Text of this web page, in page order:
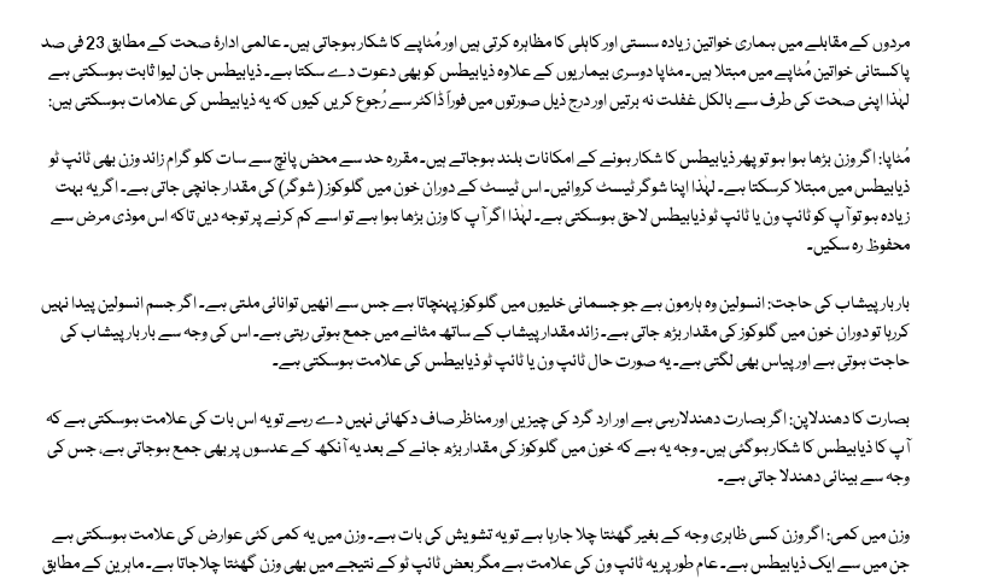
مردوں کے مقابلے میں ہماری خواتین زیادہ سستی اور کاہلی کا مظاہرہ کرتی ہیں اور مُٹاپے کا شکار ہوجاتی ہیں۔ عالمی ادارۂ صحت کے مطابق 23 فی صد
پاکستانی خواتین مُٹاپے میں مبتلا ہیں۔ مٹاپا دوسری بیماریوں کے علاوہ ذیابیطس کو بھی دعوت دے سکتا ہے۔ ذیابیطس جان لیوا ثابت ہوسکتی ہے
لہٰذا اپنی صحت کی طرف سے بالکل غفلت نہ برتیں اور درج ذیل صورتوں میں فوراً ڈاکٹر سے رُجوع کریں کیوں کہ یہ ذیابیطس کی علامات ہوسکتی ہیں:
مُٹاپا: اگر وزن بڑھا ہوا ہو تو پھر ذیابیطس کا شکار ہونے کے امکانات بلند ہوجاتے ہیں۔ مقررہ حد سے محض پانچ سے سات کلو گرام زائد وزن بھی ٹائپ ٹو
ذیابیطس میں مبتلا کرسکتا ہے۔ لہٰذا اپنا شوگر ٹیسٹ کروائیں۔ اس ٹیسٹ کے دوران خون میں گلوکوز ( شوگر) کی مقدار جانچی جاتی ہے۔ اگر یہ بہت
زیادہ ہو تو آپ کو ٹائپ ون یا ٹائپ ٹو ذیابیطس لاحق ہوسکتی ہے۔ لہٰذا اگر آپ کا وزن بڑھا ہوا ہے تو اسے کم کرنے پر توجہ دیں تاکہ اس موذی مرض سے
محفوظ رہ سکیں۔
بار بار پیشاب کی حاجت: انسولین وہ ہارمون ہے جو جسمانی خلیوں میں گلوکوز پہنچاتا ہے جس سے انھیں توانائی ملتی ہے۔ اگر جسم انسولین پیدا نہیں
کررہا تو دوران خون میں گلوکوز کی مقدار بڑھ جاتی ہے۔ زائد مقدار پیشاب کے ساتھ مثانے میں جمع ہوتی رہتی ہے۔ اس کی وجہ سے بار بار پیشاب کی
حاجت ہوتی ہے اور پیاس بھی لگتی ہے۔ یہ صورت حال ٹائپ ون یا ٹائپ ٹو ذیابیطس کی علامت ہوسکتی ہے۔
بصارت کا دھندلاپن: اگر بصارت دھندلارہی ہے اور ارد گرد کی چیزیں اور مناظر صاف دکھائی نہیں دے رہے تو یہ اس بات کی علامت ہوسکتی ہے کہ
آپ کا ذیابیطس کا شکار ہوگئی ہیں۔ وجہ یہ ہے کہ خون میں گلوکوز کی مقدار بڑھ جانے کے بعد یہ آنکھ کے عدسوں پر بھی جمع ہوجاتی ہے، جس کی
وجہ سے بینائی دھندلا جاتی ہے۔
وزن میں کمی: اگر وزن کسی ظاہری وجہ کے بغیر گھٹتا چلا جارہا ہے تو یہ تشویش کی بات ہے۔ وزن میں یہ کمی کئی عوارض کی علامت ہوسکتی ہے
جن میں سے ایک ذیابیطس ہے۔ عام طور پر یہ ٹائپ ون کی علامت ہے مگر بعض ٹائپ ٹو کے نتیجے میں بھی وزن گھٹتا چلاجاتا ہے۔ ماہرین کے مطابق